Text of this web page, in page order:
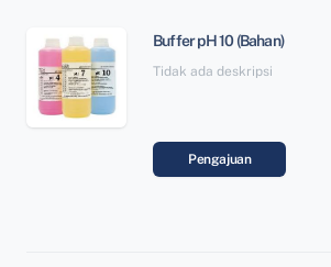
Buffer pH 10 (Bahan)
Tidak ada deskripsi
Pengajuan